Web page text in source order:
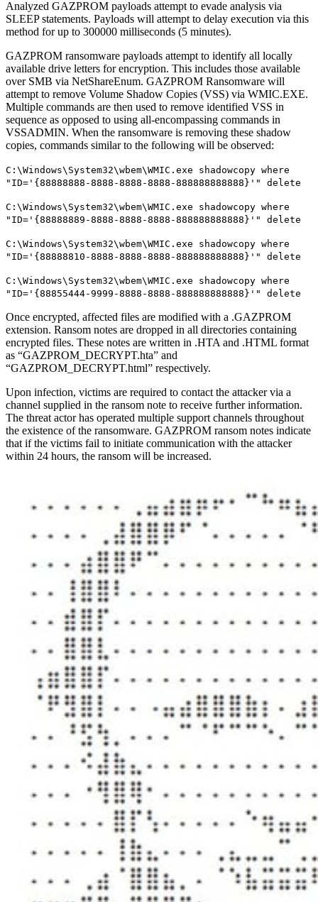
Analyzed GAZPROM payloads attempt to evade analysis via
SLEEP statements. Payloads will attempt to delay execution via this
method for up to 300000 milliseconds (5 minutes).
GAZPROM ransomware payloads attempt to identify all locally
available drive letters for encryption. This includes those available
over SMB via NetShareEnum. GAZPROM Ransomware will
attempt to remove Volume Shadow Copies (VSS) via WMIC.EXE.
Multiple commands are then used to remove identified VSS in
sequence as opposed to using all-encompassing commands in
VSSADMIN. When the ransomware is removing these shadow
copies, commands similar to the following will be observed:
C:\Windows\System32\wbem\WMIC.exe shadowcopy where
"ID='{88888888-8888-8888-8888-888888888888}'" delete
C:\Windows\System32\wbem\WMIC.exe shadowcopy where
"ID='{88888889-8888-8888-8888-888888888888}'" delete
C:\Windows\System32\wbem\WMIC.exe shadowcopy where
"ID='{88888810-8888-8888-8888-888888888888}'" delete
C:\Windows\System32\wbem\WMIC.exe shadowcopy where
"ID='{88855444-9999-8888-8888-888888888888}'" delete
Once encrypted, affected files are modified with a .GAZPROM
extension. Ransom notes are dropped in all directories containing
encrypted files. These notes are written in .HTA and .HTML format
as “GAZPROM_DECRYPT.hta” and
“GAZPROM_DECRYPT.html” respectively.
Upon infection, victims are required to contact the attacker via a
channel supplied in the ransom note to receive further information.
The threat actor has operated multiple support channels throughout
the existence of the ransomware. GAZPROM ransom notes indicate
that if the victims fail to initiate communication with the attacker
within 24 hours, the ransom will be increased.